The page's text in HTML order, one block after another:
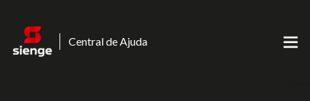
Central de Ajuda